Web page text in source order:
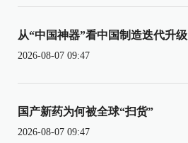
从“中国神器”看中国制造迭代升级
2026-08-07 09:47
国产新药为何被全球“扫货”
2026-08-07 09:47